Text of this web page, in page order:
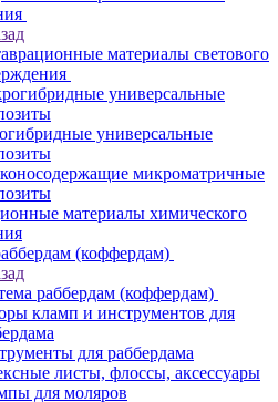
материалы светового
универсальные
универсальные
микроматричные
материалы химического
(коффердам)
раббердам (коффердам)
кламп и инструментов для
для раббердама
листы, флоссы, аксессуары
для моляров